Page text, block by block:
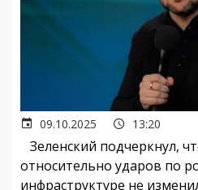
09.10.2025 13:20
Зеленский подчеркнул,
относительно ударов по
инфраструктуре не